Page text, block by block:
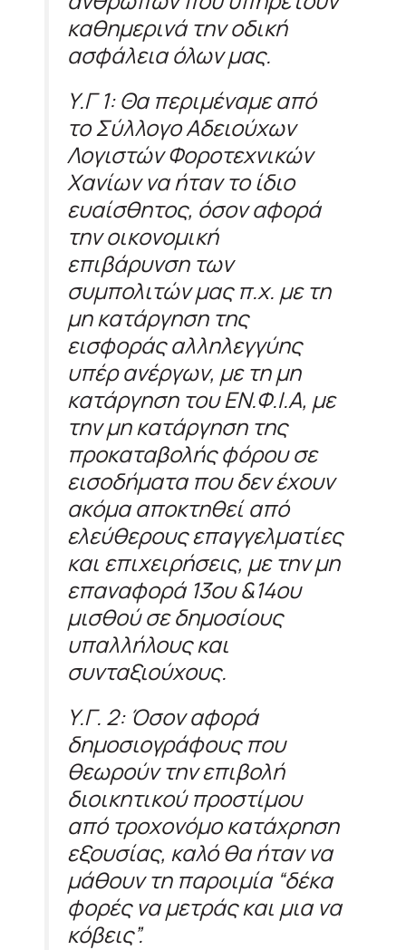
καθημερινά την οδική
ασφάλεια όλων μας.
Υ.Γ 1: Θα περιμέναμε από
το Σύλλογο Αδειούχων
Λογιστών Φοροτεχνικών
Χανίων να ήταν το ίδιο
ευαίσθητος, όσον αφορά
την οικονομική
επιβάρυνση των
συμπολιτών μας π.χ. με τη
μη κατάργηση της
εισφοράς αλληλεγγύης
υπέρ ανέργων, με τη μη
κατάργηση του ΕΝ.Φ.Ι.Α, με
την μη κατάργηση της
προκαταβολής φόρου σε
εισοδήματα που δεν έχουν
ακόμα αποκτηθεί από
ελεύθερους επαγγελματίες
και επιχειρήσεις, με την μη
επαναφορά 13ου &14ου
μισθού σε δημοσίους
υπαλλήλους και
συνταξιούχους.
Υ.Γ. 2: Όσον αφορά
δημοσιογράφους που
θεωρούν την επιβολή
διοικητικού προστίμου
από τροχονόμο κατάχρηση
εξουσίας, καλό θα ήταν να
μάθουν τη παροιμία “δέκα
φορές να μετράς και μια να
κόβεις”.